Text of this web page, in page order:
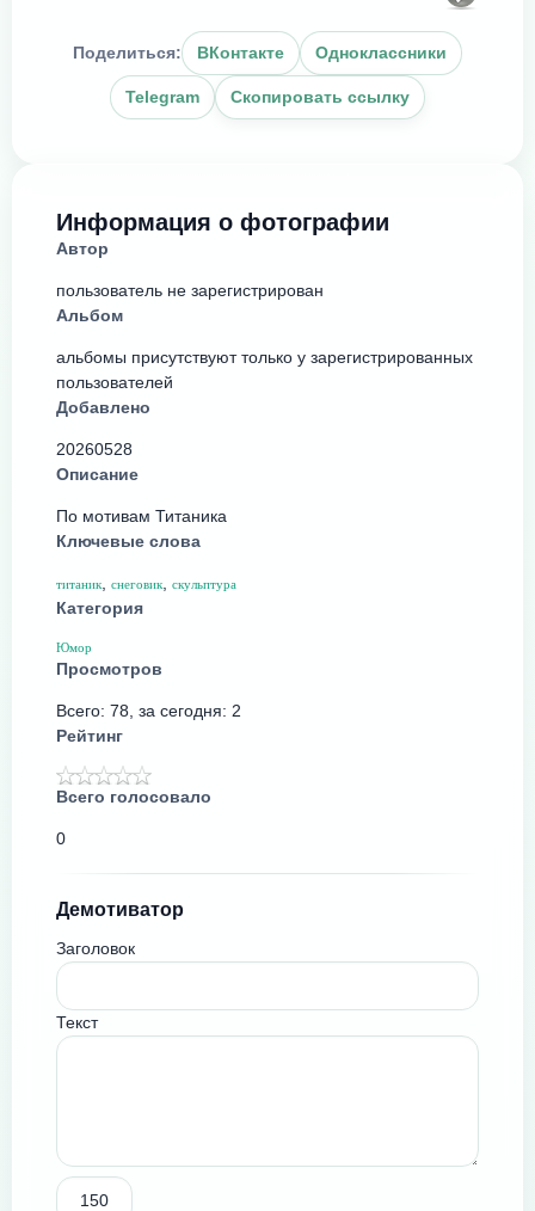
Поделиться: ВКонтакте Одноклассники
Telegram Скопировать ссылку
Информация о фотографии
Автор
пользователь не зарегистрирован
Альбом
альбомы присутствуют только у зарегистрированных
пользователей
Добавлено
20260528
Описание
По мотивам Титаника
Ключевые слова
титаник снеговик скульптура
Категория
Юмор
Просмотров
Всего: 78, за сегодня: 2
Рейтинг
Всего голосовало
0
Демотиватор
Заголовок
Текст